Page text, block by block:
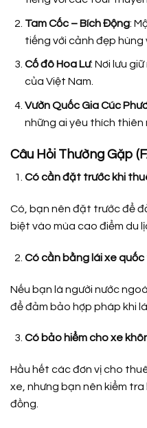
Tam Cốc – Bích Động:
tiếng với cảnh đẹp hùng
Cố đô Hoa Lư: Nơi lưu
của Việt Nam.
Vườn Quốc Gia Cúc
những ai yêu thích thiên
Câu Hỏi Thường Gặp
Có cần đặt trước khi
Có, bạn nên đặt trước để
biệt vào mùa cao điểm du
Có cần bằng lái xe
Nếu bạn là người nước
để đảm bảo hợp pháp khi
Có bảo hiểm cho xe
Hầu hết các đơn vị cho
xe, nhưng bạn nên kiểm
đồng.